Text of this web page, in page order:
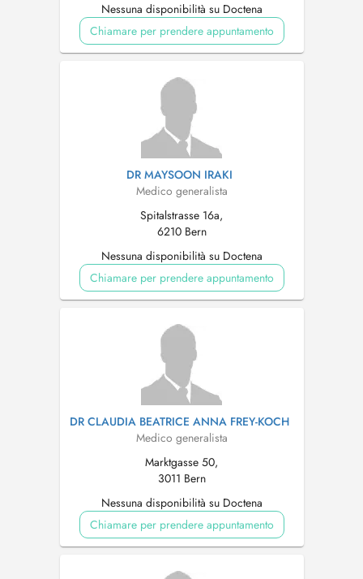
Nessuna disponibilità su Doctena
Chiamare per prendere appuntamento
DR MAYSOON IRAKI
Medico generalista
Spitalstrasse 16a,
6210 Bern
Nessuna disponibilità su Doctena
Chiamare per prendere appuntamento
DR CLAUDIA BEATRICE ANNA FREY-KOCH
Medico generalista
Marktgasse 50,
3011 Bern
Nessuna disponibilità su Doctena
Chiamare per prendere appuntamento